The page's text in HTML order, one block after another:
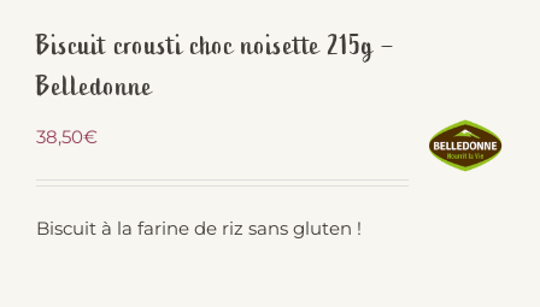
Biscuit crousti choc noisette 215g –
Belledonne
38,50€
Biscuit à la farine de riz sans gluten !